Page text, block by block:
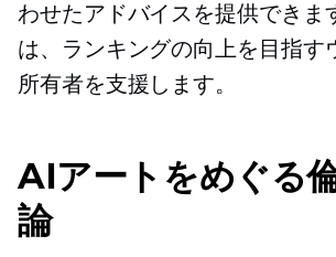
わせたアドバイスを提供できま
は、ランキングの向上を目指す
所有者を支援します。
AIアートをめぐる
論